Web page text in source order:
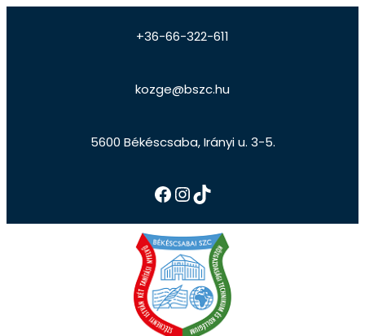
+36-66-322-611
kozge@bszc.hu
5600 Békéscsaba, Irányi u. 3-5.